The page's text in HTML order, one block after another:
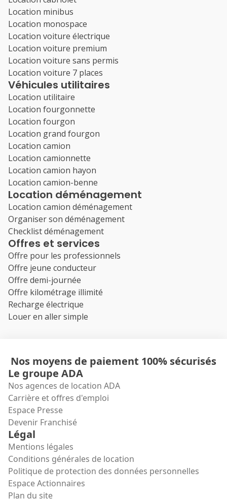
Location minibus
Location monospace
Location voiture électrique
Location voiture premium
Location voiture sans permis
Location voiture 7 places
Véhicules utilitaires
Location utilitaire
Location fourgonnette
Location fourgon
Location grand fourgon
Location camion
Location camionnette
Location camion hayon
Location camion-benne
Location déménagement
Location camion déménagement
Organiser son déménagement
Checklist déménagement
Offres et services
Offre pour les professionnels
Offre jeune conducteur
Offre demi-journée
Offre kilométrage illimité
Recharge électrique
Louer en aller simple
Nos moyens de paiement 100% sécurisés
Le groupe ADA
Nos agences de location ADA
Carrière et offres d'emploi
Espace Presse
Devenir Franchisé
Légal
Mentions légales
Conditions générales de location
Politique de protection des données personnelles
Espace Actionnaires
Plan du site